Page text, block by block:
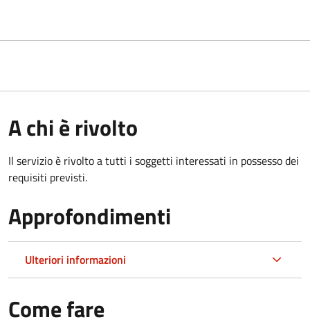
A chi è rivolto
Il servizio è rivolto a tutti i soggetti interessati in possesso dei
requisiti previsti.
Approfondimenti
Ulteriori informazioni
Come fare